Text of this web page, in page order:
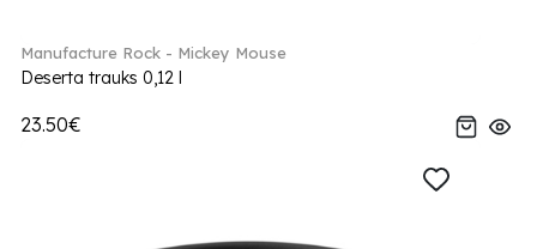
Manufacture Rock - Mickey Mouse
Deserta trauks 0,12 l
23.50€